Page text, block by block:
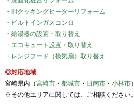
・
IHクッキングヒーターリフォーム
・ビルトインガスコンロ
・ 給湯器の設置・取り替え
・エコキュート設置・取り替え
・レンジフード（換気扇）取り替え
◎対応地域
宮崎県内（宮崎市 ・ 都城市 ・ 日南市 ・ 小林市）
※その他エリアに関しては、ご相談ください。